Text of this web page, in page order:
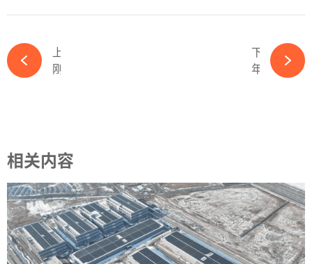
下一篇
年产20GW！光伏巨头通威又一光伏项目获批-必赢体育官网网站
相关内容